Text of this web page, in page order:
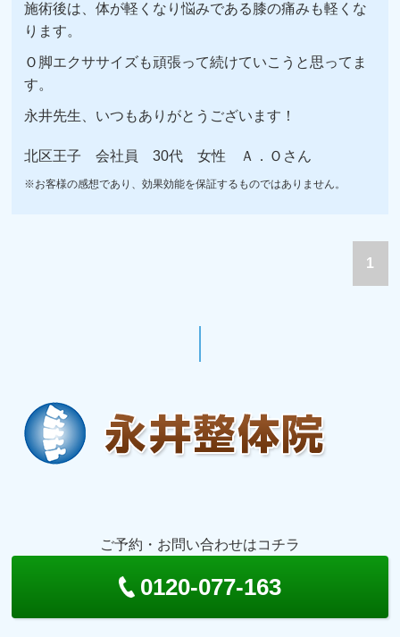
施術後は、体が軽くなり悩みである膝の痛みも軽くな
ります。
Ｏ脚エクササイズも頑張って続けていこうと思ってま
す。
永井先生、いつもありがとうございます！
北区王子 会社員 30代 女性 Ａ．Ｏさん
※お客様の感想であり、効果効能を保証するものではありません。
1
ご予約・お問い合わせはコチラ
0120-077-163